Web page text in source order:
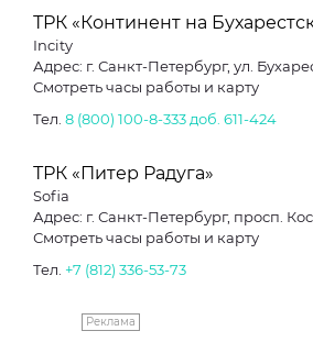
ТРК «Континент на
Incity
Адрес: г. Санкт-Петербург, ул.
Смотреть часы работы и карту
Тел. 8 (800) 100-8-333 доб. 611-424
ТРК «Питер Радуга»
Sofia
Адрес: г. Санкт-Петербург, просп.
Смотреть часы работы и карту
Тел. +7 (812) 336-53-73
Реклама